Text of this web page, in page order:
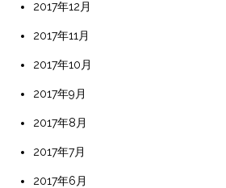
2017年12月
2017年11月
2017年10月
2017年9月
2017年8月
2017年7月
2017年6月